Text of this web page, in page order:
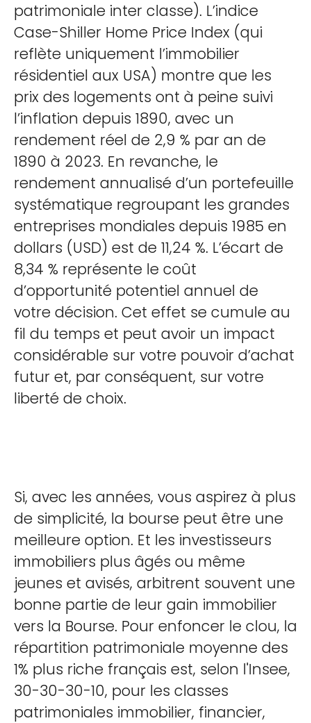
patrimoniale inter classe). L’indice
Case-Shiller Home Price Index (qui
reflète uniquement l’immobilier
résidentiel aux USA) montre que les
prix des logements ont à peine suivi
l’inflation depuis 1890, avec un
rendement réel de 2,9 % par an de
1890 à 2023. En revanche, le
rendement annualisé d’un portefeuille
systématique regroupant les grandes
entreprises mondiales depuis 1985 en
dollars (USD) est de 11,24 %. L’écart de
8,34 % représente le coût
d’opportunité potentiel annuel de
votre décision. Cet effet se cumule au
fil du temps et peut avoir un impact
considérable sur votre pouvoir d’achat
futur et, par conséquent, sur votre
liberté de choix.
Si, avec les années, vous aspirez à plus
de simplicité, la bourse peut être une
meilleure option. Et les investisseurs
immobiliers plus âgés ou même
jeunes et avisés, arbitrent souvent une
bonne partie de leur gain immobilier
vers la Bourse. Pour enfoncer le clou, la
répartition patrimoniale moyenne des
1% plus riche français est, selon l'Insee,
30-30-30-10, pour les classes
patrimoniales immobilier, financier,